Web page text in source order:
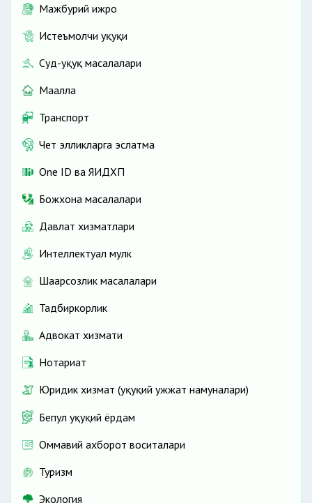
Мажбурий ижро
Истеъмолчи ҳуқуқи
Суд-ҳуқуқ масалалари
Маҳалла
Транспорт
Чет элликларга эслатма
One ID ва ЯИДХП
Божхона масалалари
Давлат хизматлари
Интеллектуал мулк
Шаҳарсозлик масалалари
Тадбиркорлик
Адвокат хизмати
Нотариат
Юридик хизмат (ҳуқуқий ҳужжат намуналари)
Бепул ҳуқуқий ёрдам
Оммавий ахборот воситалари
Туризм
Экология